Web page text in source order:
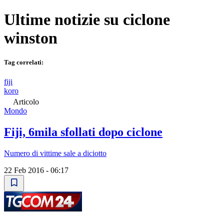
Ultime notizie su ciclone
winston
Tag correlati:
fiji
koro
Articolo
Mondo
Fiji, 6mila sfollati dopo ciclone
Numero di vittime sale a diciotto
22 Feb 2016 - 06:17